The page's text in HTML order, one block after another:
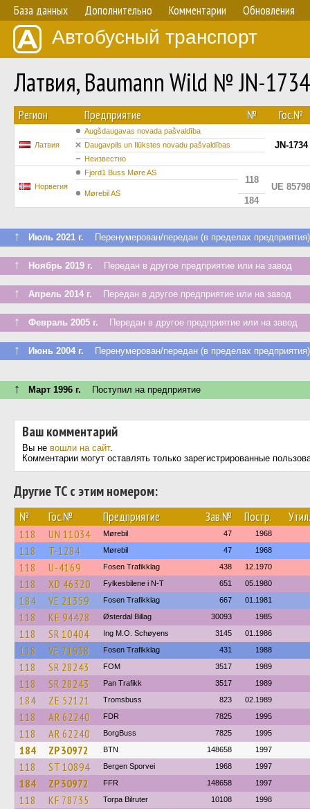
База данных Дополнительно Комментарии Обновления
Автобусный транспорт
Латвия, Baumann Wild № JN-1734
Регион Предприятие № Гос.№
Латвия
Augšdaugavas novada pašvaldība
JN-1734
Daugavpils un Ilūkstes novadu pašvaldības
Неизвестно
Норвегия
Fjord1 Buss Møre AS
118
UE 85798
Mørebil AS
184
↑ Июль 2021 г. Перенумерован/передан (в пределах предприятия)
↑ Ноябрь 2019 г. Передан в другое предприятие или на завод
↑ Апрель 2014 г. Передан в другое предприятие или на завод
↑ Февраль 2005 г. Передан в другое предприятие или на завод
↑ Июнь 2004 г. Перенумерован/передан (в пределах предприятия)
↑ Март 1996 г. Поступил на предприятие
Ваш комментарий
Вы не вошли на сайт.
Комментарии могут оставлять только зарегистрированные
Другие ТС с этим номером:
№ Гос.№ Предприятие Зав.№ Постр. Утил.
118 UN 11034 Mørebil 47 1968
118 T-1284 Mørebil 47 1968
118 U-4169 Fosen Trafikklag 438 12.1970
118 XD 46320 Fylkesbilene i N-T 651 05.1980
184 VE 21359 Fosen Trafikklag 667 01.1981
118 KE 94428 Østerdal Billag 30093 1985
118 SR 10404 Ing M.O. Schøyens 3145 01.1986
118 VE 71938 Fosen Trafikklag 431 1988
118 SR 28243 FOM 3517 1989
118 SR 28243 Pan Trafikk 3517 1989
184 ZE 52121 Tromsbuss 823 02.1989
118 AR 62240 FDR 7825 1995
118 AR 62240 BorgBuss 7825 1995
184 ZP 30972 BTN 148658 1997
118 ST 10894 Bergen Sporvei 1968 1997
184 ZP 30972 FFR 148658 1997
118 KF 78735 Torpa Bilruter 10108 1998